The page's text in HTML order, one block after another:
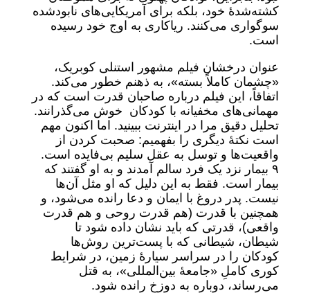
کشته‌شدۀ خود، بلکه برای آمریکایی‌های نابودشده
سوگواری می‌کنند. ریاکاری به اوج خود رسیده
است.
عنوان درخشان فیلم مشهور استنلی کوبریک،
«چشمان کاملاً بسته»، به ذهنم خطور می‌کند.
اتفاقاً، این فیلم درباره صاحبان قدرت است که در
مهمانی‌های مخفیانه با کودکان خوش می‌گذرانند.
تحلیل دقیق مرا در اینترنت ببینید. اما اکنون مهم
است نکتۀ دیگری را بفهمیم: صحبت کردن از
واقعیت‌ها و توسل به عقل سلیم بی‌فایده است.
٩ بیمار نزد یک فرد سالم آمدند و به او گفتند که
بیمار است. فقط به این دلیل که او مثل آن‌ها
نیست. پدر دروغ با ایمان و دعا رانده می‌شود، و
همچنین با قدرت (هم قدرت روحی و هم قدرت
واقعی)، قدرتی که باید نشان داده شود تا
شیطان، شیطانی که با پست‌ترین روش‌ها
کودکان را در سراسر سیارۀ زمین، در شرایط
کوری کاملِ «جامعۀ بین‌المللی»، به قتل
می‌رساند، دوباره به دوزخ رانده شود.